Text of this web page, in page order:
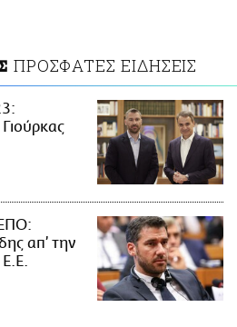
ΠΡΟΣΦΑΤΕΣ ΕΙΔΗΣΕΙΣ
απ’ την